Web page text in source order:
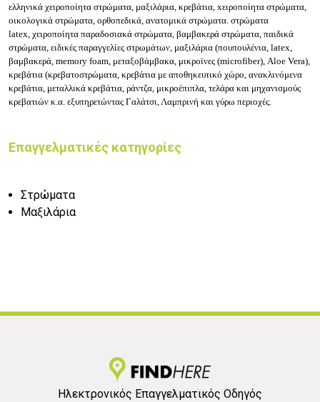
ελληνικά χειροποίητα στρώματα, μαξιλάρια, κρεβάτια, xειροποίητα στρώματα,
οικολογικά στρώματα, ορθοπεδικά, ανατομικά στρώματα. στρώματα
latex, χειροποίητα παραδοσιακά στρώματα, βαμβακερά στρώματα, παιδικά
στρώματα, ειδικές παραγγελίες στρωμάτων, μαξιλάρια (πουπουλένια, latex,
βαμβακερά, memory foam, μεταξοβάμβακα, μικροϊνες (microfiber), Aloe Vera),
κρεβάτια (κρεβατοστρώματα, κρεβάτια με αποθηκευτικό χώρο, ανακλινόμενα
κρεβάτια, μεταλλικά κρεβάτια, ράντζα, μικροέπιπλα, τελάρα και μηχανισμούς
κρεβατιών κ.α. εξυπηρετώντας Γαλάτσι, Λαμπρινή και γύρω περιοχές.
Επαγγελματικές κατηγορίες
Στρώματα
Μαξιλάρια
Ηλεκτρονικός Επαγγελματικός Οδηγός